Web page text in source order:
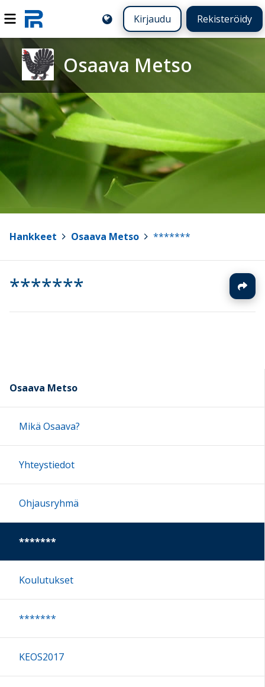
Kirjaudu Rekisteröidy
Osaava Metso
Hankkeet Osaava Metso *******
*******
Osaava Metso
Mikä Osaava?
Yhteystiedot
Ohjausryhmä
*******
Koulutukset
*******
KEOS2017